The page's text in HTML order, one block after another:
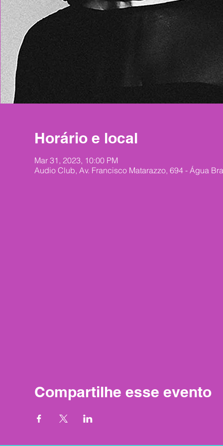
Horário e local
Mar 31, 2023, 10:00 PM
Audio Club, Av. Francisco Matarazzo, 694 - Água
Compartilhe esse evento